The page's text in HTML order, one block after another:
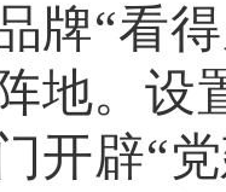
牌“看
地。设
开辟“